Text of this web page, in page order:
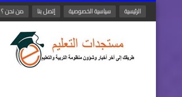
الرئيسية سياسية الخصوصية إتصل بنا من نحن ؟